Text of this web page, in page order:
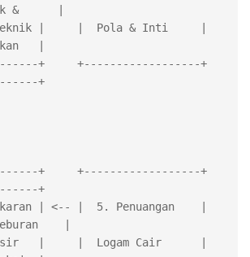
&      |
Teknik |     |  Pola & Inti     |
|
+     +------------------+
+
+     +------------------+
+
| <-- |  5. Penuangan    |
|
|     |  Logam Cair      |